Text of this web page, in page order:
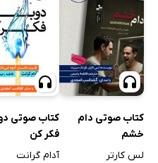
کتاب صوتی دام
خشم
لس کارتر
کتاب صوتی
فکر کن
آدام گرانت